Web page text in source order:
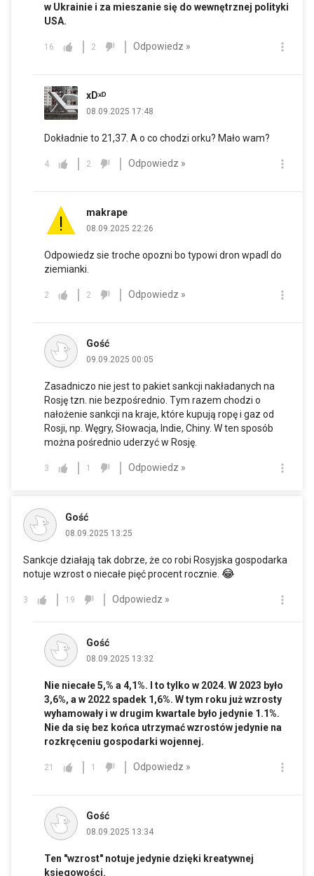
w Ukrainie i za mieszanie się do wewnętrznej polityki
USA.
16 2 Odpowiedz »
xDˣᴰ
08.09.2025 17:48
Dokładnie to 21,37. A o co chodzi orku? Mało wam?
4 2 Odpowiedz »
makrape
08.09.2025 22:26
Odpowiedz sie troche opozni bo typowi dron wpadl do
ziemianki.
2 2 Odpowiedz »
Gość
09.09.2025 00:05
Zasadniczo nie jest to pakiet sankcji nakładanych na
Rosję tzn. nie bezpośrednio. Tym razem chodzi o
nałożenie sankcji na kraje, które kupują ropę i gaz od
Rosji, np. Węgry, Słowacja, Indie, Chiny. W ten sposób
można pośrednio uderzyć w Rosję.
3 1 Odpowiedz »
Gość
08.09.2025 13:25
Sankcje działają tak dobrze, że co robi Rosyjska gospodarka
notuje wzrost o niecałe pięć procent rocznie. 😂
3 19 Odpowiedz »
Gość
08.09.2025 13:32
Nie niecałe 5,% a 4,1%. I to tylko w 2024. W 2023 było
3,6%, a w 2022 spadek 1,6%. W tym roku już wzrosty
wyhamowały i w drugim kwartale było jedynie 1.1%.
Nie da się bez końca utrzymać wzrostów jedynie na
rozkręceniu gospodarki wojennej.
21 1 Odpowiedz »
Gość
08.09.2025 13:34
Ten "wzrost" notuje jedynie dzięki kreatywnej
księgowości.